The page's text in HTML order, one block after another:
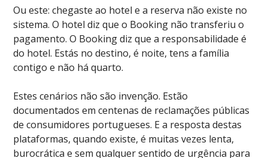
Ou este: chegaste ao hotel e a reserva não existe no
sistema. O hotel diz que o Booking não transferiu o
pagamento. O Booking diz que a responsabilidade é
do hotel. Estás no destino, é noite, tens a família
contigo e não há quarto.
Estes cenários não são invenção. Estão
documentados em centenas de reclamações públicas
de consumidores portugueses. E a resposta destas
plataformas, quando existe, é muitas vezes lenta,
burocrática e sem qualquer sentido de urgência para